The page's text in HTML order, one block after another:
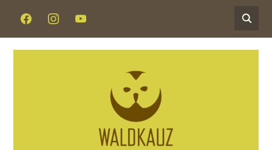
FACEBOOKINSTAGRAMYOUTUBE